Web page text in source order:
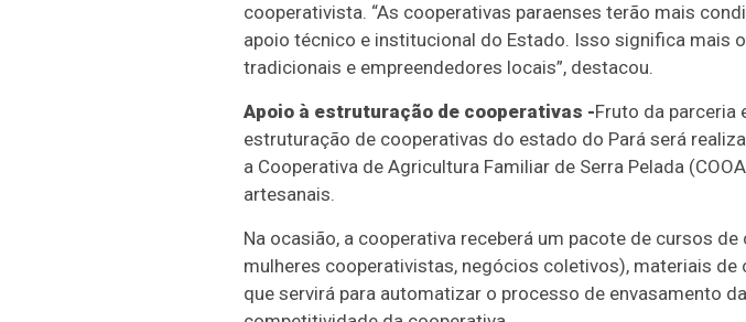
cooperativista. “As cooperativas paraenses terão mais
apoio técnico e institucional do Estado. Isso significa mais
tradicionais e empreendedores locais”, destacou.
Apoio à estruturação de cooperativas -Fruto da parceria
estruturação de cooperativas do estado do Pará será
a Cooperativa de Agricultura Familiar de Serra Pelada
artesanais.
Na ocasião, a cooperativa receberá um pacote de cursos
mulheres cooperativistas, negócios coletivos), materiais
que servirá para automatizar o processo de envasamento